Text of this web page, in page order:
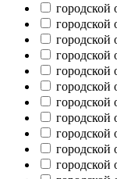
городской
городской
городской
городской
городской
городской
городской
городской
городской
городской